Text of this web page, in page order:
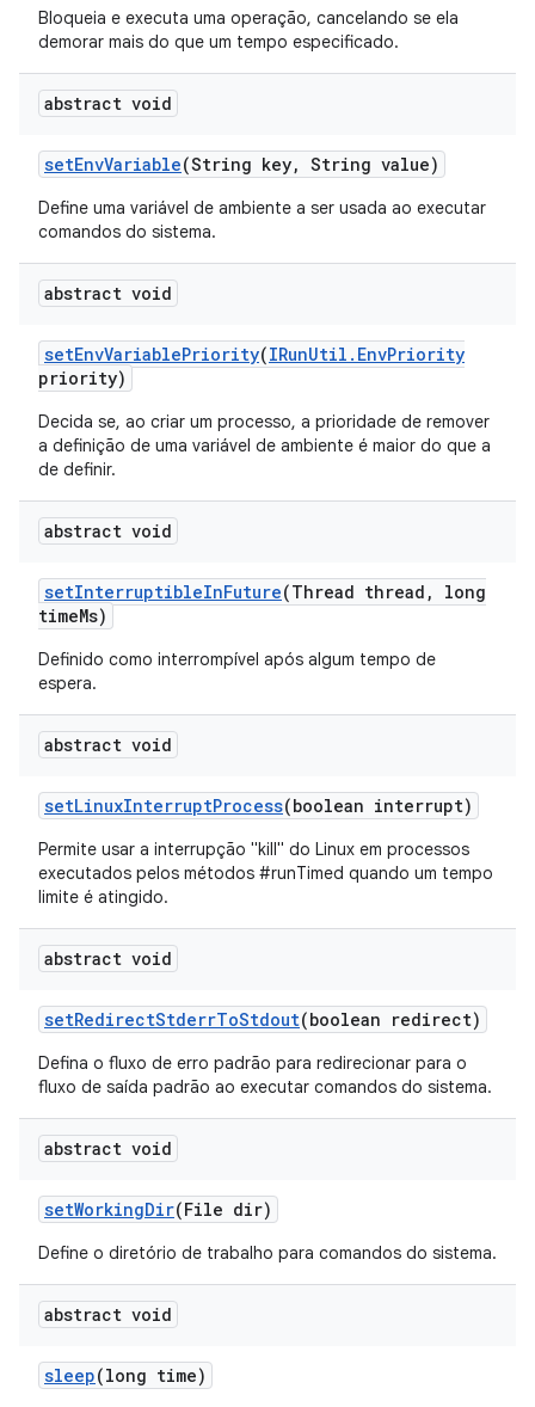
Bloqueia e executa uma operação, cancelando se ela
demorar mais do que um tempo especificado.
abstract void
setEnvVariable(String key, String value)
Define uma variável de ambiente a ser usada ao executar
comandos do sistema.
abstract void
setEnvVariablePriority(IRunUtil . EnvPriority
priority)
Decida se, ao criar um processo, a prioridade de remover
a definição de uma variável de ambiente é maior do que a
de definir.
abstract void
setInterruptibleInFuture(Thread thread ,
long
timeMs)
Definido como interrompível após algum tempo de
espera.
abstract void
setLinuxInterruptProcess(boolean interrupt)
Permite usar a interrupção "kill" do Linux em processos
executados pelos métodos #runTimed quando um tempo
limite é atingido.
abstract void
setRedirectStderrToStdout(boolean redirect)
Defina o fluxo de erro padrão para redirecionar para o
fluxo de saída padrão ao executar comandos do sistema.
abstract void
setWorkingDir(File dir)
Define o diretório de trabalho para comandos do sistema.
abstract void
sleep(long time)